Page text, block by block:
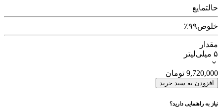
حالتمایع
خلوص۹۹٪
مقدار
۵ میلی‌لیتر
9,720,000 تومان
افزودن به سبد خرید
نیاز به راهنمایی دارید؟